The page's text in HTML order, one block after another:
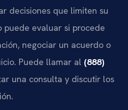
decisiones que limiten su
puede evaluar si procede
negociar un acuerdo o
Puede llamar al (888)
una consulta y discutir los